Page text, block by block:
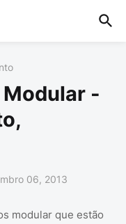
-
06, 2013
modular que estão